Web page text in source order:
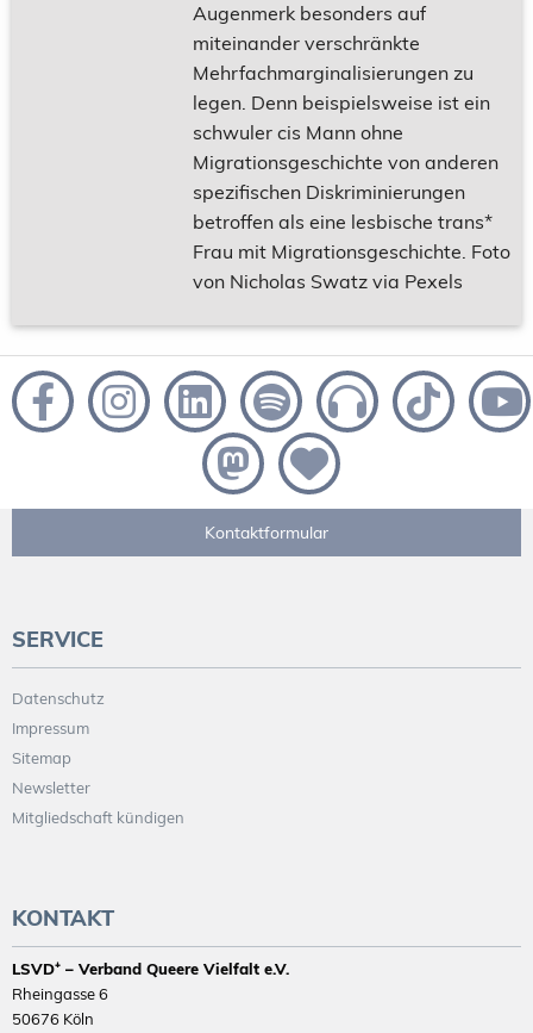
Augenmerk besonders auf
miteinander verschränkte
Mehrfachmarginalisierungen zu
legen. Denn beispielsweise ist ein
schwuler cis Mann ohne
Migrationsgeschichte von anderen
spezifischen Diskriminierungen
betroffen als eine lesbische trans*
Frau mit Migrationsgeschichte. Foto
von Nicholas Swatz via Pexels
Kontaktformular
SERVICE
Datenschutz
Impressum
Sitemap
Newsletter
Mitgliedschaft kündigen
KONTAKT
LSVD⁺ – Verband Queere Vielfalt e.V.
Rheingasse 6
50676 Köln